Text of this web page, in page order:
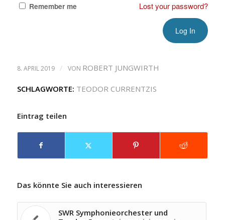
Remember me Lost your password?
8. APRIL 2019 / VON ROBERT JUNGWIRTH
SCHLAGWORTE: TEODOR CURRENTZIS
Eintrag teilen
Das könnte Sie auch interessieren
SWR Symphonieorchester und